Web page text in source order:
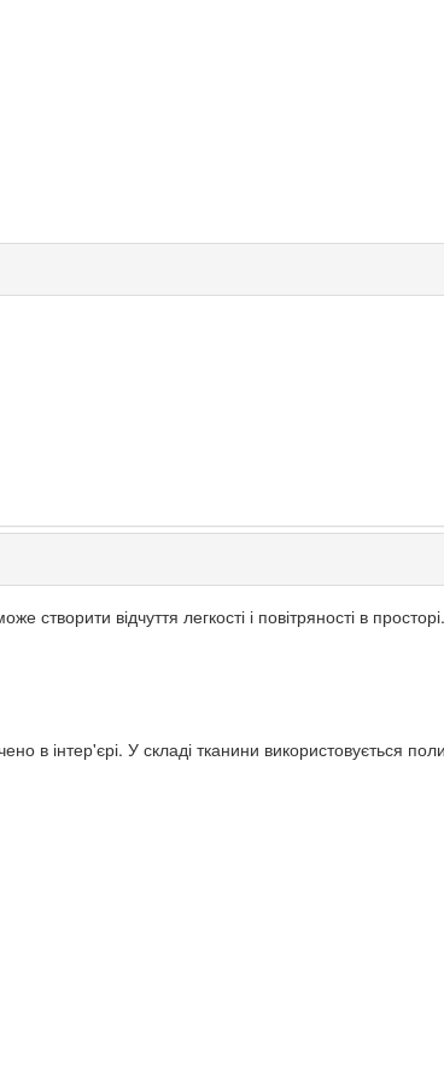
відчуття легкості і повітряності в
в інтер'єрі. У складі тканини використовується